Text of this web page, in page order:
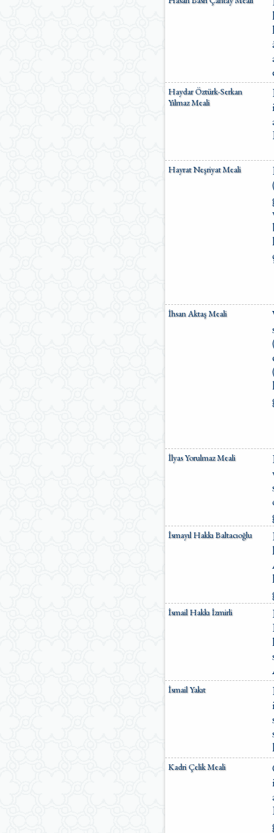
Haydar Öztürk-Serkan
Yılmaz Meali
Hayrat Neşriyat Meali
İhsan Aktaş Meali
İlyas Yorulmaz Meali
İsmayıl Hakkı Baltacıoğlu
İsmail Hakkı İzmirli
İsmail Yakıt
Kadri Çelik Meali